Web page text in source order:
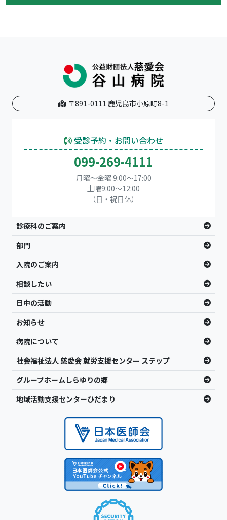
〒891-0111 鹿児島市小原町8-1
受診予約・お問い合わせ
099-269-4111
月曜～金曜 9:00～17:00
土曜9:00〜12:00
（日・祝日休）
診療科のご案内
部門
入院のご案内
相談したい
日中の活動
お知らせ
病院について
社会福祉法人 慈愛会 就労支援センター ステップ
グループホームしらゆりの郷
地域活動支援センターひだまり